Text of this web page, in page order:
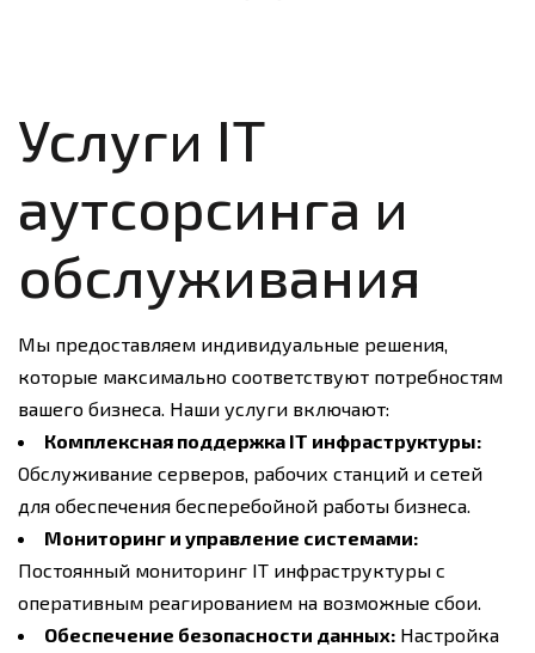
Услуги IT
аутсорсинга и
обслуживания
Мы предоставляем индивидуальные решения,
которые максимально соответствуют потребностям
вашего бизнеса. Наши услуги включают:
Комплексная поддержка IT инфраструктуры:
Обслуживание серверов, рабочих станций и сетей
для обеспечения бесперебойной работы бизнеса.
Мониторинг и управление системами:
Постоянный мониторинг IT инфраструктуры с
оперативным реагированием на возможные сбои.
Обеспечение безопасности данных: Настройка